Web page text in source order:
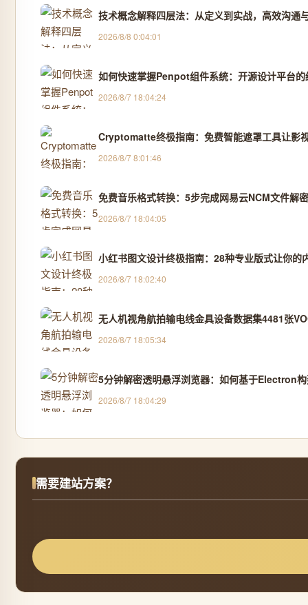
技术概念解释四层法：从定义到实战，高效沟通
2026/8/8 0:04:01
如何快速掌握Penpot组件系统：开源设计平台的
2026/8/7 18:04:24
Cryptomatte终极指南：免费智能遮罩工具让影
2026/8/7 8:01:46
免费音乐格式转换：5步完成网易云NCM文件解
2026/8/7 18:04:05
小红书图文设计终极指南：28种专业版式让你的
2026/8/7 18:02:40
无人机视角航拍输电线金具设备数据集4481张
2026/8/7 18:05:34
5分钟解密透明悬浮浏览器：如何基于Electron
2026/8/7 18:04:29
需要建站方案？